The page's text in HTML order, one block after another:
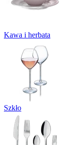
Kawa i herbata
Szkło